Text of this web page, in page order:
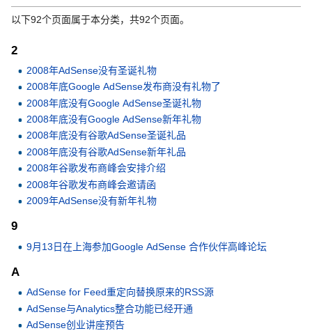
以下92个页面属于本分类，共92个页面。
2
2008年AdSense没有圣诞礼物
2008年底Google AdSense发布商没有礼物了
2008年底没有Google AdSense圣诞礼物
2008年底没有Google AdSense新年礼物
2008年底没有谷歌AdSense圣诞礼品
2008年底没有谷歌AdSense新年礼品
2008年谷歌发布商峰会安排介绍
2008年谷歌发布商峰会邀请函
2009年AdSense没有新年礼物
9
9月13日在上海参加Google AdSense 合作伙伴高峰论坛
A
AdSense for Feed重定向替换原来的RSS源
AdSense与Analytics整合功能已经开通
AdSense创业讲座预告